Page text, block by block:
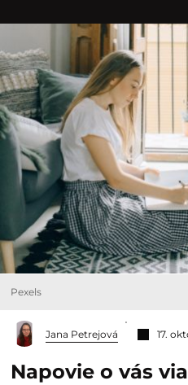
Pexels
Jana Petrejová 17.
Napovie o vás